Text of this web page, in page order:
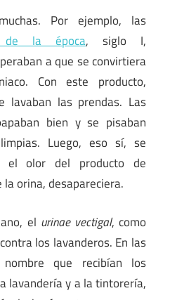
Por ejemplo, las
de la época, siglo I,
a que se convirtiera
Con este producto,
lavaban las prendas. Las
bien y se pisaban
Luego, eso sí, se
el olor del producto de
orina, desapareciera.
el urinae vectigal, como
los lavanderos. En las
que recibían los
lavandería y a la tintorería,